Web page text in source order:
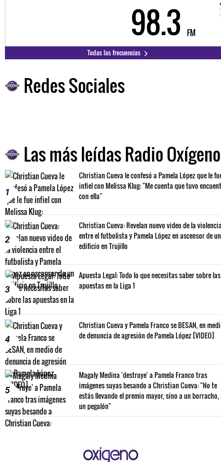
Todas las frecuencias
Redes Sociales
Las más leídas Radio Oxígeno
1
Christian Cueva le confesó a Pamela López que le
infiel con Melissa Klug: "Me cuenta que tuvo
con ella"
2
Christian Cueva: Revelan nuevo video de la
entre el futbolista y Pamela López en ascensor de un
edificio en Trujillo
3
Apuesta Legal: Todo lo que necesitas saber sobre las
apuestas en la Liga 1
4
Christian Cueva y Pamela Franco se BESAN, en
de denuncia de agresión de Pamela López [VIDEO]
5
Magaly Medina 'destruye' a Pamela Franco tras
imágenes suyas besando a Christian Cueva: "No te
estás llevando el premio mayor, sino a un borracho,
un pegalón"